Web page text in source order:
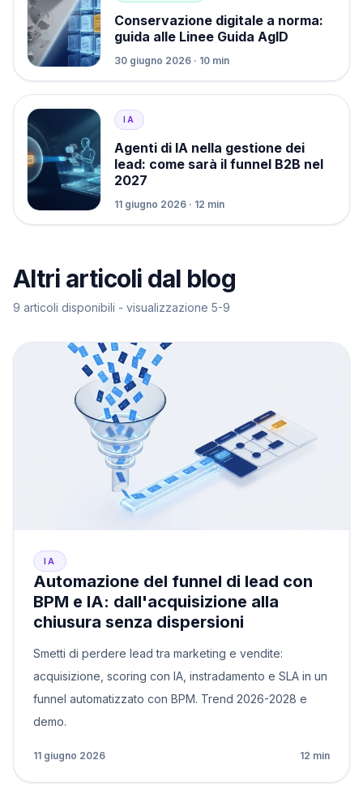
Conservazione digitale a norma:
guida alle Linee Guida AgID
30 giugno 2026 · 10 min
IA
Agenti di IA nella gestione dei
lead: come sarà il funnel B2B nel
2027
11 giugno 2026 · 12 min
Altri articoli dal blog
9 articoli disponibili - visualizzazione 5-9
IA
Automazione del funnel di lead con
BPM e IA: dall'acquisizione alla
chiusura senza dispersioni
Smetti di perdere lead tra marketing e vendite:
acquisizione, scoring con IA, instradamento e SLA in un
funnel automatizzato con BPM. Trend 2026-2028 e
demo.
11 giugno 2026 12 min